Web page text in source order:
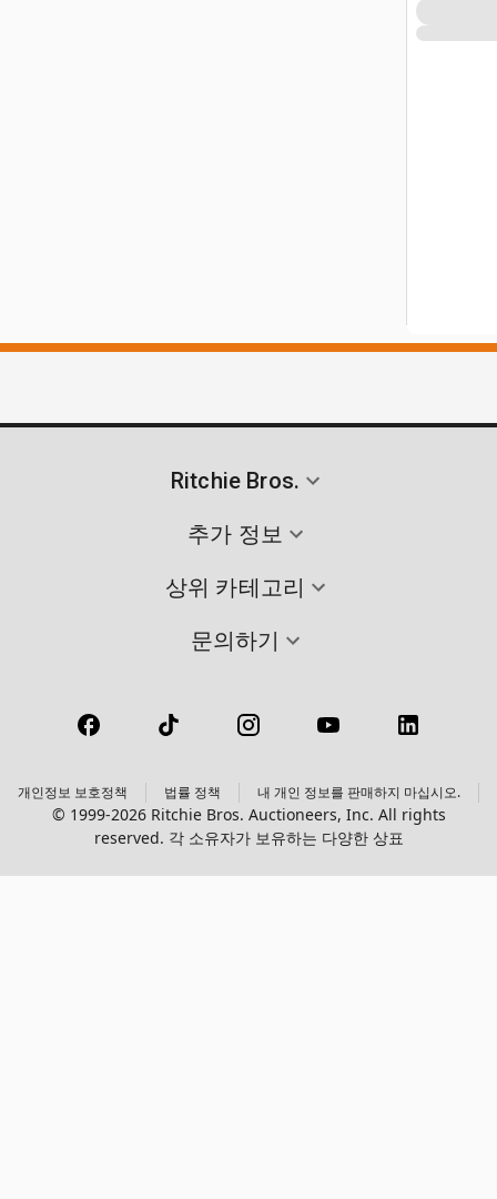
Ritchie Bros.
추가 정보
상위 카테고리
문의하기
개인정보 보호정책 법률 정책 내 개인 정보를 판매하지 마십시오.
© 1999-2026 Ritchie Bros. Auctioneers, Inc. All rights
reserved. 각 소유자가 보유하는 다양한 상표